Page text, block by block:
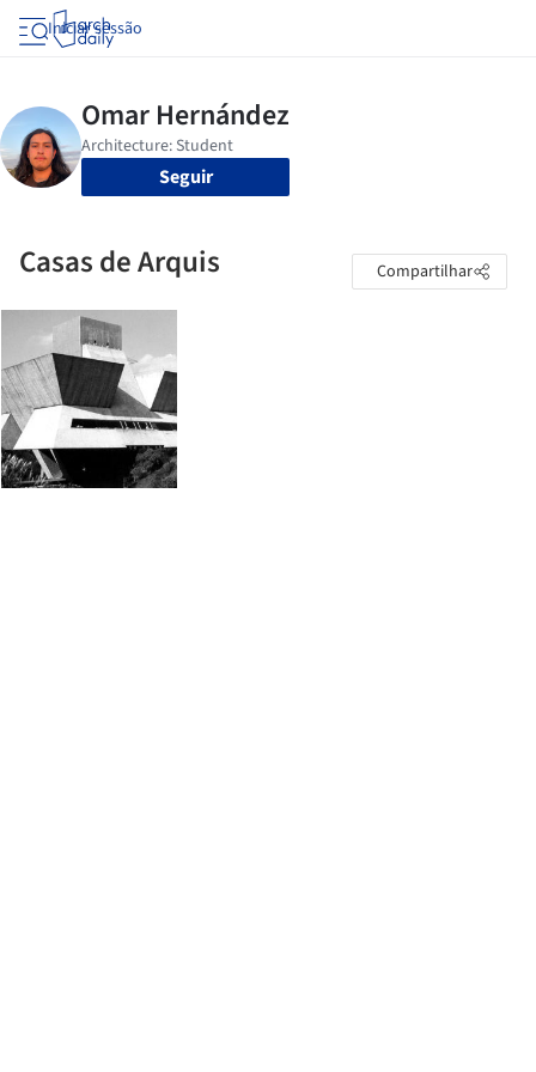
Iniciar sessão
Seguir
Casas de Arquis Compartilhar